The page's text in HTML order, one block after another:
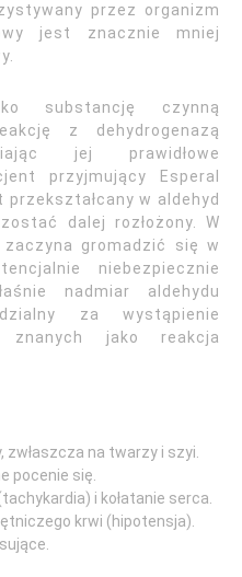
przez organizm
jest znacznie mniej
substancję czynną
z dehydrogenazą
jej prawidłowe
przyjmujący Esperal
w aldehyd
dalej rozłożony. W
gromadzić się w
niebezpiecznie
nadmiar aldehydu
za wystąpienie
znanych jako reakcja
na twarzy i szyi.
pocenie się.
i kołatanie serca.
krwi (hipotensja).